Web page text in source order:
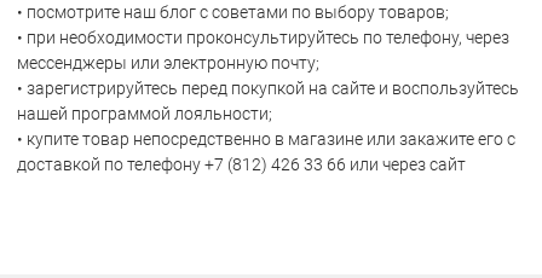
• посмотрите наш блог с советами по выбору товаров;
• при необходимости проконсультируйтесь по телефону, через
мессенджеры или электронную почту;
• зарегистрируйтесь перед покупкой на сайте и воспользуйтесь
нашей программой лояльности;
• купите товар непосредственно в магазине или закажите его с
доставкой по телефону +7 (812) 426 33 66 или через сайт